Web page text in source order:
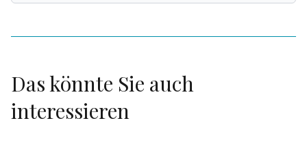
Das könnte Sie auch
interessieren